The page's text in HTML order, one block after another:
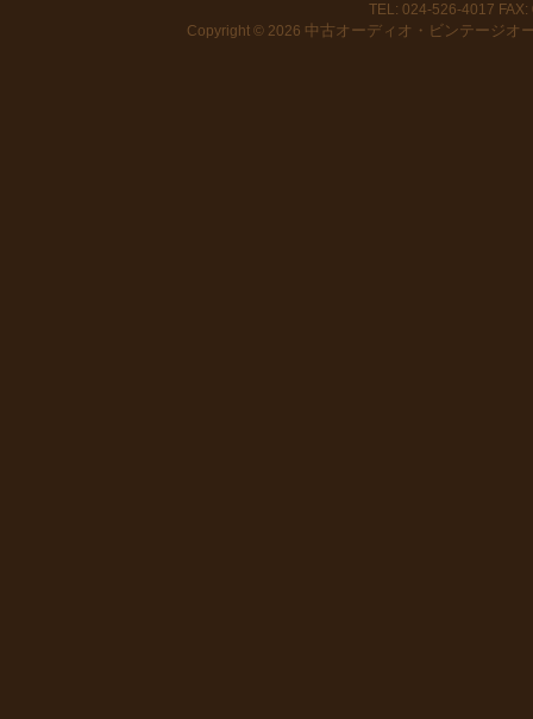
TEL: 024-526-4017
Copyright © 2026 中古オーディオ・ビンテージオ